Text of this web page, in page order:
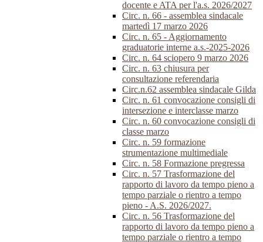
docente e ATA per l'a.s. 2026/2027
Circ. n. 66 - assemblea sindacale
martedì 17 marzo 2026
Circ. n. 65 - Aggiornamento
graduatorie interne a.s.-2025-2026
Circ. n. 64 sciopero 9 marzo 2026
Circ. n. 63 chiusura per
consultazione referendaria
Circ.n.62 assemblea sindacale Gilda
Circ. n. 61 convocazione consigli di
intersezione e interclasse marzo
Circ. n. 60 convocazione consigli di
classe marzo
Circ. n. 59 formazione
strumentazione multimediale
Circ. n. 58 Formazione pregressa
Circ. n. 57 Trasformazione del
rapporto di lavoro da tempo pieno a
tempo parziale o rientro a tempo
pieno - A.S. 2026/2027.
Circ. n. 56 Trasformazione del
rapporto di lavoro da tempo pieno a
tempo parziale o rientro a tempo